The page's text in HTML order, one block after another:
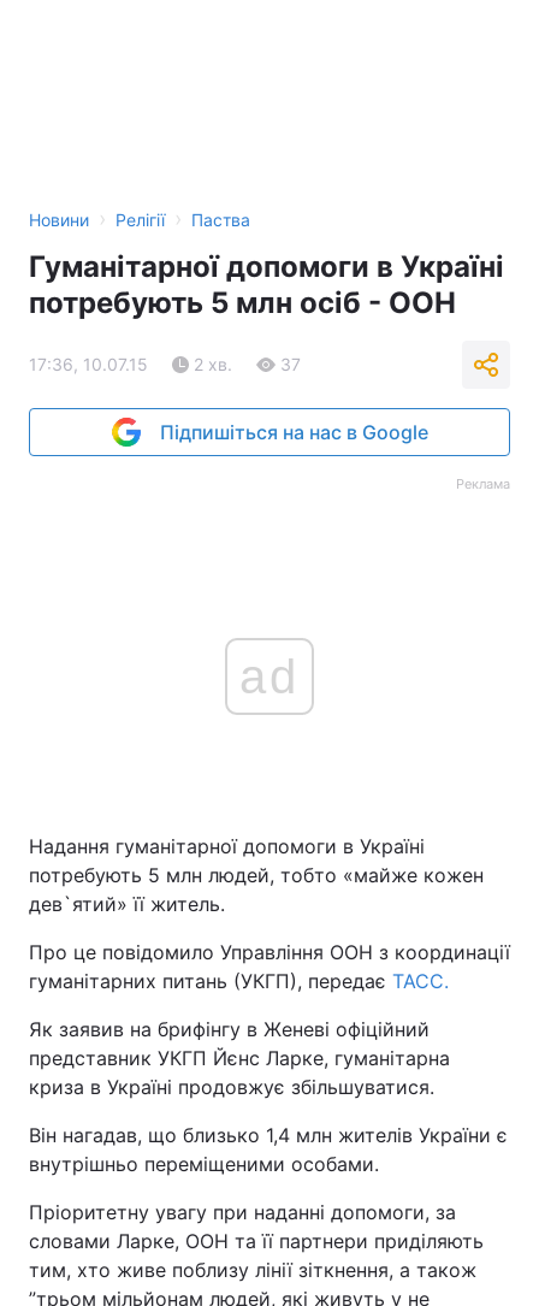
Новини › Релігії › Паства
Гуманітарної допомоги в Україні
потребують 5 млн осіб - ООН
17:36, 10.07.15 2 хв. 37
Підпишіться на нас в Google
Реклама
ad
Надання гуманітарної допомоги в Україні
потребують 5 млн людей, тобто «майже кожен
дев`ятий» її житель.
Про це повідомило Управління ООН з координації
гуманітарних питань (УКГП), передає ТАСС.
Як заявив на брифінгу в Женеві офіційний
представник УКГП Йєнс Ларке, гуманітарна
криза в Україні продовжує збільшуватися.
Він нагадав, що близько 1,4 млн жителів України є
внутрішньо переміщеними особами.
Пріоритетну увагу при наданні допомоги, за
словами Ларке, ООН та її партнери приділяють
тим, хто живе поблизу лінії зіткнення, а також
”трьом мільйонам людей, які живуть у не